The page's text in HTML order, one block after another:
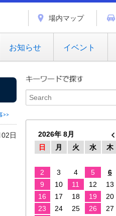
場内マップ
お知らせ イベント
日
2026年 8月
日
月 火 水 木
2
3 4 5 6
9
10 11 12 13
16
17 18 19 20
23
24 25 26 27